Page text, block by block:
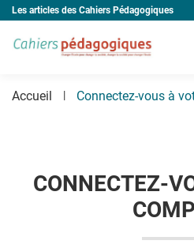
Les articles des Cahiers Pédagogiques
Votre panier
Accueil Connectez-vous à
CONNECTEZ-